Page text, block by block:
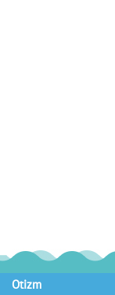
Otizm